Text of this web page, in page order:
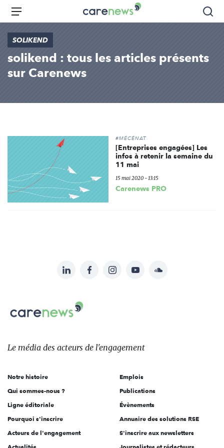
Aller
principal
Carenews,
Le
acteurs
l'engagement
Menu
SOLIKEND
solikend : tous les articles présents
sur Carenews
#MÉCÉNAT
[Entreprises engagées] Les
infos à retenir la semaine du
11 mai
15 mai 2020 - 13:15
Carenews PRO
sur:
LinkedInFacebookInstagramYouTubeSoundcloud
Carenews,
Le
des
l'engagement
Le média des acteurs de l'engagement
Notre histoire
Qui sommes-nous ?
Ligne éditoriale
Pourquoi s'inscrire
Acteurs de l'engagement
Emplois
Publications
Évènements
Annuaire des solutions RSE
S'inscrire aux newsletters